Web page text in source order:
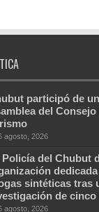
participó de
del Consejo
agosto, 2026
Policía del Chubut
sintéticas tras
de cinco
agosto, 2026